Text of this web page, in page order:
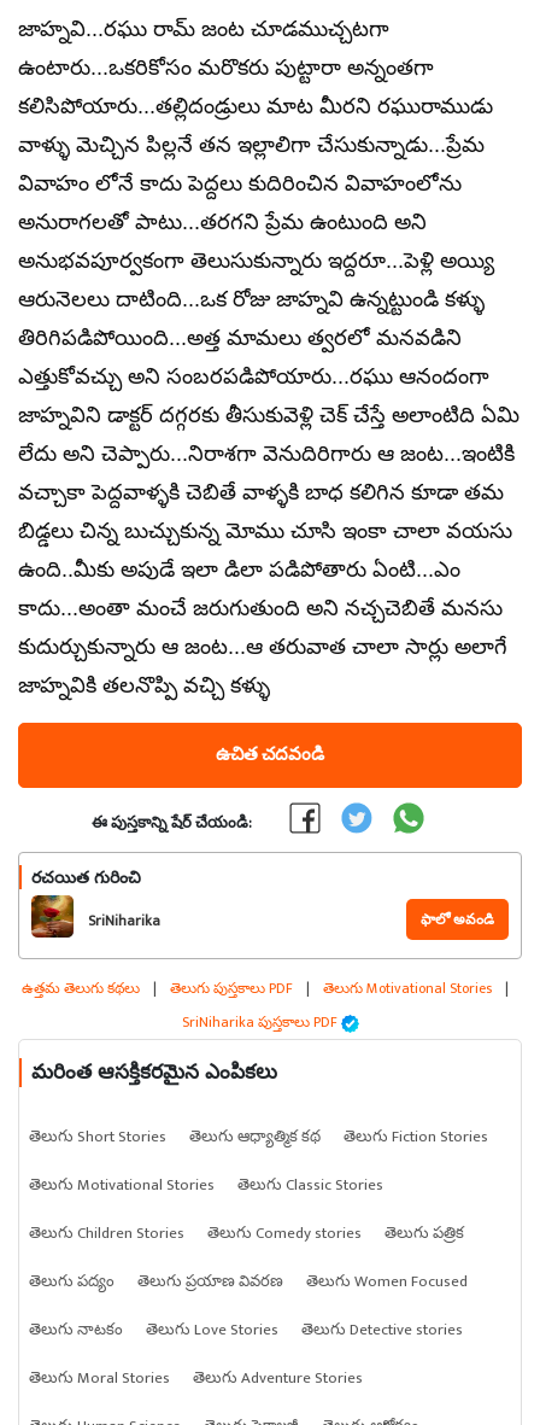
జాహ్నవి...రఘు రామ్ జంట చూడముచ్చటగా
ఉంటారు...ఒకరికోసం మరొకరు పుట్టారా అన్నంతగా
కలిసిపోయారు...తల్లిదండ్రులు మాట మీరని రఘురాముడు
వాళ్ళు మెచ్చిన పిల్లనే తన ఇల్లాలిగా చేసుకున్నాడు...ప్రేమ
వివాహం లోనే కాదు పెద్దలు కుదిరించిన వివాహంలోను
అనురాగలతో పాటు...తరగని ప్రేమ ఉంటుంది అని
అనుభవపూర్వకంగా తెలుసుకున్నారు ఇద్దరూ...పెళ్లి అయ్యి
ఆరునెలలు దాటింది...ఒక రోజు జాహ్నవి ఉన్నట్టుండి కళ్ళు
తిరిగిపడిపోయింది...అత్త మామలు త్వరలో మనవడిని
ఎత్తుకోవచ్చు అని సంబరపడిపోయారు...రఘు ఆనందంగా
జాహ్నవిని డాక్టర్ దగ్గరకు తీసుకువెళ్లి చెక్ చేస్తే అలాంటిది ఏమి
లేదు అని చెప్పారు...నిరాశగా వెనుదిరిగారు ఆ జంట...ఇంటికి
వచ్చాకా పెద్దవాళ్ళకి చెబితే వాళ్ళకి బాధ కలిగిన కూడా తమ
బిడ్డలు చిన్న బుచ్చుకున్న మోము చూసి ఇంకా చాలా వయసు
ఉంది..మీకు అపుడే ఇలా డిలా పడిపోతారు ఏంటి...ఎం
కాదు...అంతా మంచే జరుగుతుంది అని నచ్చచెబితే మనసు
కుదుర్చుకున్నారు ఆ జంట...ఆ తరువాత చాలా సార్లు అలాగే
జాహ్నవికి తలనొప్పి వచ్చి కళ్ళు
ఉచిత చదవండి
ఈ పుస్తకాన్ని షేర్ చేయండి:
రచయిత గురించి
SriNiharika ఫాలో అవండి
ఉత్తమ తెలుగు కథలు | తెలుగు పుస్తకాలు PDF | తెలుగు Motivational Stories |
SriNiharika పుస్తకాలు PDF
మరింత ఆసక్తికరమైన ఎంపికలు
తెలుగు Short Stories తెలుగు ఆధ్యాత్మిక కథ
తెలుగు Fiction Stories
తెలుగు Motivational Stories
తెలుగు Classic Stories
తెలుగు Children Stories
తెలుగు Comedy stories
తెలుగు పత్రిక
తెలుగు పద్యం
తెలుగు ప్రయాణ వివరణ
తెలుగు Women Focused
తెలుగు నాటకం
తెలుగు Love Stories
తెలుగు Detective stories
తెలుగు Moral Stories
తెలుగు Adventure Stories